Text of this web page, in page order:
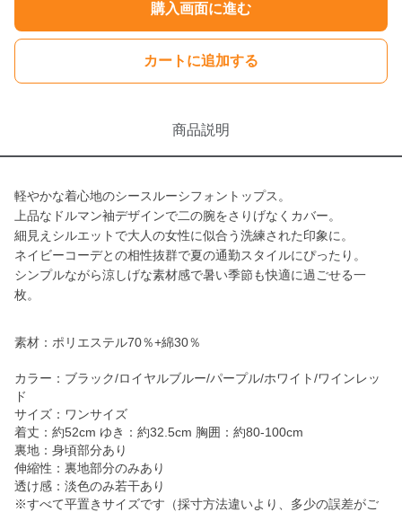
購入画面に進む
カートに追加する
商品説明
軽やかな着心地のシースルーシフォントップス。
上品なドルマン袖デザインで二の腕をさりげなくカバー。
細見えシルエットで大人の女性に似合う洗練された印象に。
ネイビーコーデとの相性抜群で夏の通勤スタイルにぴったり。
シンプルながら涼しげな素材感で暑い季節も快適に過ごせる一
枚。
素材：ポリエステル70％+綿30％
カラー：ブラック/ロイヤルブルー/パープル/ホワイト/ワインレッ
ド
サイズ：ワンサイズ
着丈：約52cm ゆき：約32.5cm 胸囲：約80-100cm
裏地：身頃部分あり
伸縮性：裏地部分のみあり
透け感：淡色のみ若干あり
※すべて平置きサイズです（採寸方法違いより、多少の誤差がご